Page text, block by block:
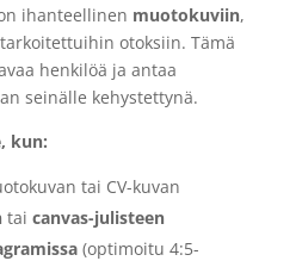
ihanteellinen muotokuviin,
otoksiin. Tämä
henkilöä ja antaa
seinälle kehystettynä.
kun:
tai CV-kuvan
tai canvas-julisteen
(optimoitu 4:5-